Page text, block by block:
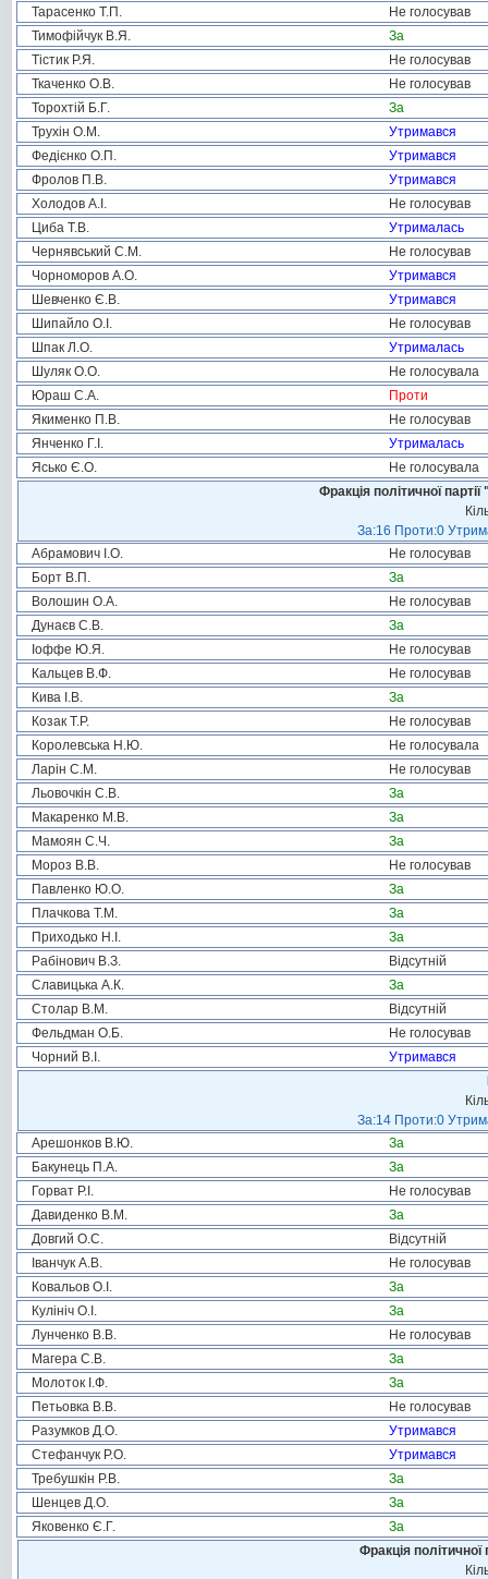
Тарасенко Т.П.
Не голосував
Тимофійчук В.Я.
За
Тістик Р.Я.
Не голосував
Ткаченко О.В.
Не голосував
Торохтій Б.Г.
За
Трухін О.М.
Утримався
Федієнко О.П.
Утримався
Фролов П.В.
Утримався
Холодов А.І.
Не голосував
Циба Т.В.
Утрималась
Чернявський С.М.
Не голосував
Чорноморов А.О.
Утримався
Шевченко Є.В.
Утримався
Шипайло О.І.
Не голосував
Шпак Л.О.
Утрималась
Шуляк О.О.
Не голосувала
Юраш С.А.
Проти
Якименко П.В.
Не голосував
Янченко Г.І.
Утрималась
Ясько Є.О.
Не голосувала
Фракція політичної
За:16 Проти:0
Абрамович І.О.
Не голосував
Борт В.П.
За
Волошин О.А.
Не голосував
Дунаєв С.В.
За
Іоффе Ю.Я.
Не голосував
Кальцев В.Ф.
Не голосував
Кива І.В.
За
Козак Т.Р.
Не голосував
Королевська Н.Ю.
Не голосувала
Ларін С.М.
Не голосував
Льовочкін С.В.
За
Макаренко М.В.
За
Мамоян С.Ч.
За
Мороз В.В.
Не голосував
Павленко Ю.О.
За
Плачкова Т.М.
За
Приходько Н.І.
За
Рабінович В.З.
Відсутній
Славицька А.К.
За
Столар В.М.
Відсутній
Фельдман О.Б.
Не голосував
Чорний В.І.
Утримався
За:14 Проти:0
Арешонков В.Ю.
За
Бакунець П.А.
За
Горват Р.І.
Не голосував
Давиденко В.М.
За
Довгий О.С.
Відсутній
Іванчук А.В.
Не голосував
Ковальов О.І.
За
Кулініч О.І.
За
Лунченко В.В.
Не голосував
Магера С.В.
За
Молоток І.Ф.
За
Петьовка В.В.
Не голосував
Разумков Д.О.
Утримався
Стефанчук Р.О.
Утримався
Требушкін Р.В.
За
Шенцев Д.О.
За
Яковенко Є.Г.
За
Фракція